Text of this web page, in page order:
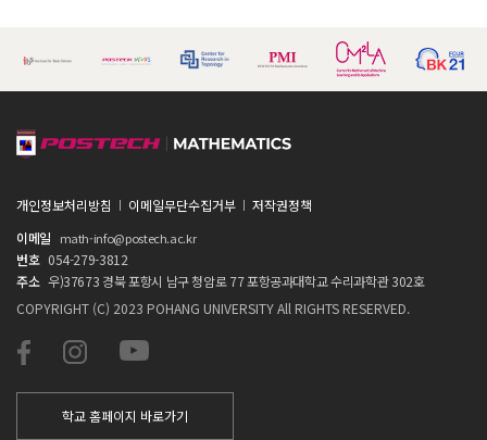
개인정보처리방침 이메일무단수집거부
저작권정책
이메일
math-info@postech.ac.kr
번호 054-279-3812
주소 우)37673 경북 포항시 남구 청암로 77 포항공과대학교 수리과학관 302호
COPYRIGHT (C) 2023 POHANG UNIVERSITY All RIGHTS RESERVED.
학교 홈페이지 바로가기